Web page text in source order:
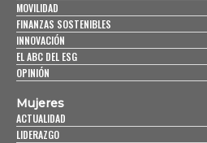
MOVILIDAD
FINANZAS SOSTENIBLES
INNOVACIÓN
EL ABC DEL ESG
OPINIÓN
Mujeres
ACTUALIDAD
LIDERAZGO